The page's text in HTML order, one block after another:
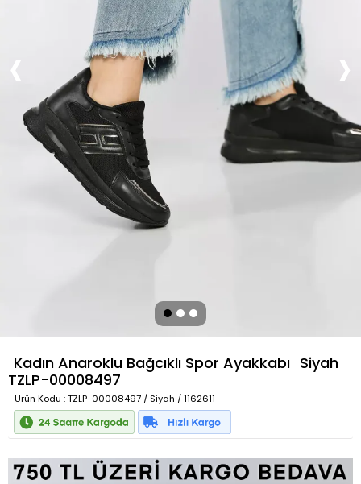
Kadın Anaroklu Bağcıklı Spor Ayakkabı Siyah
TZLP-00008497
Ürün Kodu : TZLP-00008497 / Siyah / 1162611